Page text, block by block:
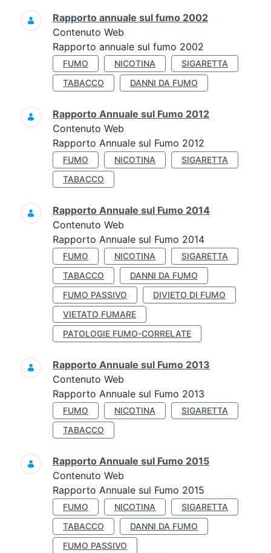
Rapporto annuale sul fumo 2002
Contenuto Web
Rapporto annuale sul fumo 2002
FUMO NICOTINA
SIGARETTA
TABACCO
DANNI DA FUMO
Rapporto Annuale sul Fumo 2012
Contenuto Web
Rapporto Annuale sul Fumo 2012
FUMO NICOTINA
SIGARETTA
TABACCO
Rapporto Annuale sul Fumo 2014
Contenuto Web
Rapporto Annuale sul Fumo 2014
FUMO NICOTINA
SIGARETTA
TABACCO
DANNI DA FUMO
FUMO PASSIVO
DIVIETO DI FUMO
VIETATO FUMARE
PATOLOGIE FUMO-CORRELATE
Rapporto Annuale sul Fumo 2013
Contenuto Web
Rapporto Annuale sul Fumo 2013
FUMO NICOTINA
SIGARETTA
TABACCO
Rapporto Annuale sul Fumo 2015
Contenuto Web
Rapporto Annuale sul Fumo 2015
FUMO NICOTINA
SIGARETTA
TABACCO
DANNI DA FUMO
FUMO PASSIVO